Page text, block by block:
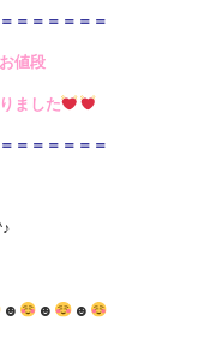
＝＝＝＝＝＝
値段
ました
＝＝＝＝＝＝
☻ ☻ ☻